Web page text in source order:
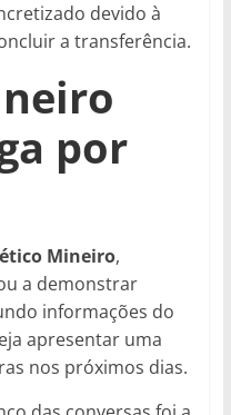
devido à
a transferência.
por
Mineiro,
a demonstrar
informações do
apresentar uma
nos próximos dias.